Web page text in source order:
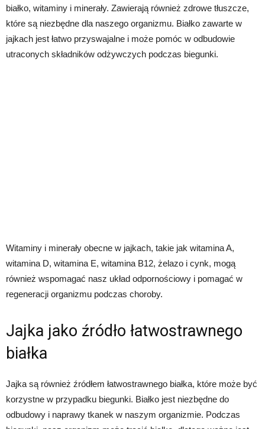
białko, witaminy i minerały. Zawierają również zdrowe tłuszcze,
które są niezbędne dla naszego organizmu. Białko zawarte w
jajkach jest łatwo przyswajalne i może pomóc w odbudowie
utraconych składników odżywczych podczas biegunki.
Witaminy i minerały obecne w jajkach, takie jak witamina A,
witamina D, witamina E, witamina B12, żelazo i cynk, mogą
również wspomagać nasz układ odpornościowy i pomagać w
regeneracji organizmu podczas choroby.
Jajka jako źródło łatwostrawnego
białka
Jajka są również źródłem łatwostrawnego białka, które może być
korzystne w przypadku biegunki. Białko jest niezbędne do
odbudowy i naprawy tkanek w naszym organizmie. Podczas